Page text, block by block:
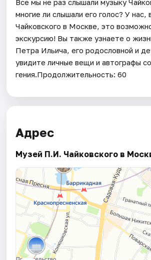
Все мы не раз слышали музыку
многие ли слышали его голос? У нас,
Чайковского в Москве, это
экскурсию! Вы также узнаете о
Петра Ильича, его родословной и
увидите личные вещи и автографы
гения.Продолжительность: 60
Адрес
Музей П.И. Чайковского в